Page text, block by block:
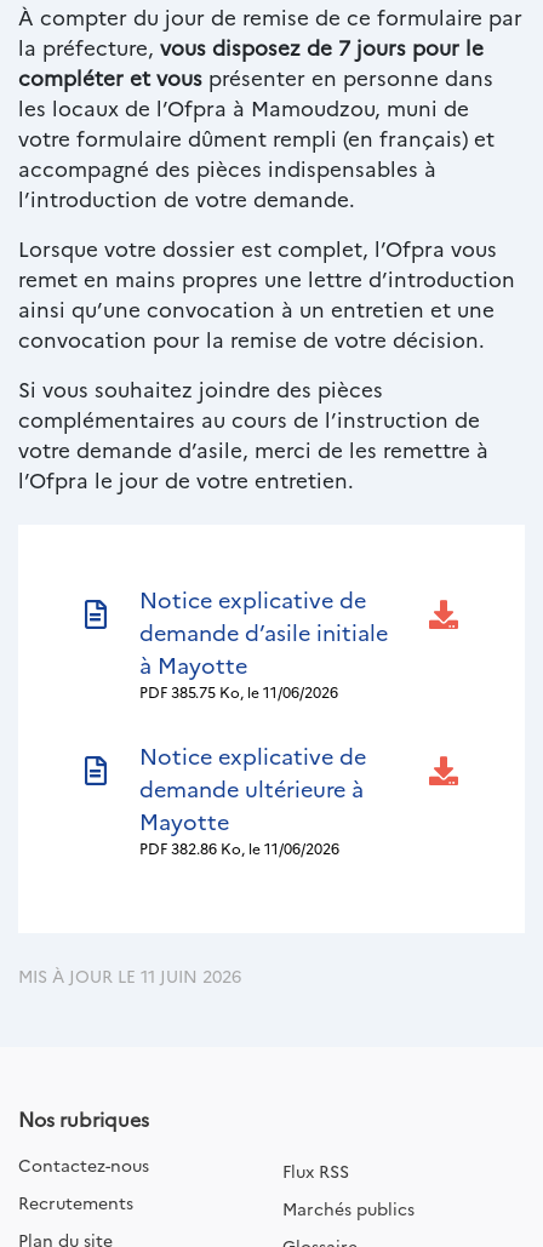
À compter du jour de remise de ce formulaire par
la préfecture, vous disposez de 7 jours pour le
compléter et vous présenter en personne dans
les locaux de l’Ofpra à Mamoudzou, muni de
votre formulaire dûment rempli (en français) et
accompagné des pièces indispensables à
l’introduction de votre demande.
Lorsque votre dossier est complet, l’Ofpra vous
remet en mains propres une lettre d’introduction
ainsi qu’une convocation à un entretien et une
convocation pour la remise de votre décision.
Si vous souhaitez joindre des pièces
complémentaires au cours de l’instruction de
votre demande d’asile, merci de les remettre à
l’Ofpra le jour de votre entretien.
Nom
du
document
Notice explicative de
demande d’asile initiale
à Mayotte
PDF385.75 Ko, le 11/06/2026
Nom
du
document
Notice explicative de
demande ultérieure à
Mayotte
PDF382.86 Ko, le 11/06/2026
MIS À JOUR LE 11 JUIN 2026
Nos rubriques
Contactez-nous
Recrutements
Plan du site
Flux RSS
Marchés publics